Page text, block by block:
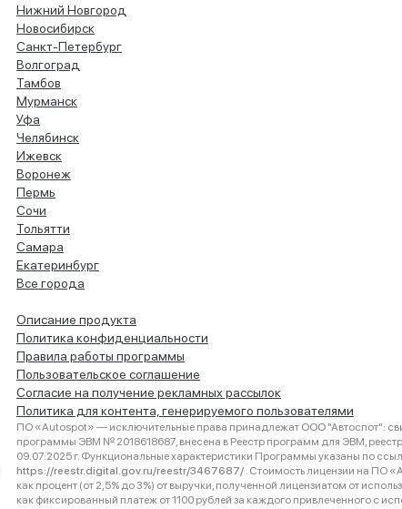
Нижний Новгород
Новосибирск
Санкт-Петербург
Волгоград
Тамбов
Мурманск
Уфа
Челябинск
Ижевск
Воронеж
Пермь
Сочи
Тольятти
Самара
Екатеринбург
Все города
Описание продукта
Политика конфиденциальности
Правила работы программы
Пользовательское соглашение
Согласие на получение рекламных рассылок
Политика для контента, генерируемого пользователями
ПО «Autospot» — исключительные права принадлежат ООО "Автоспот":
программы ЭВМ № 2018618687, внесена в Реестр программ для ЭВМ,
09.07.2025 г. Функциональные характеристики Программы указаны по
https://reestr.digital.gov.ru/reestr/3467687/ . Стоимость лицензии на ПО
как процент (от 2,5% до 3%) от выручки, полученной лицензиатом от
как фиксированный платеж от 1100 рублей за каждого привлеченного с